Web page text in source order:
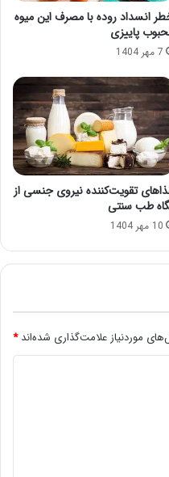
انسداد روده با مصرف این میوه
پاییزی
7 مهر 1404
تقویت‌کننده نیروی جنسی از
طب سنتی
10 مهر 1404
موردنیاز علامت‌گذاری شده‌اند*